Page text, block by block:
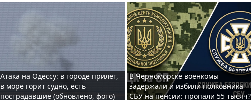
Атака на Одессу: в городе прилет,
в море горит судно, есть
пострадавшие (обновлено, фото)
В Черноморске военкомы
задержали и избили полковника
СБУ на пенсии: пропали 55 тысяч?